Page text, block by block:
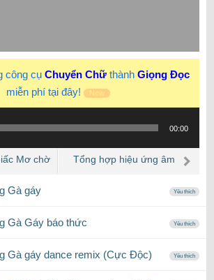
công cụ Chuyển Chữthành Giọng Đọc
miễn phí tại đây!
New
00:00
Mơ chờ
Tổng hợp hiệu ứng âm
Gà gáy Yêu thích
Gà Gáy báo thức Yêu thích
Gà gáy dance remix (Cực Độc) Yêu thích